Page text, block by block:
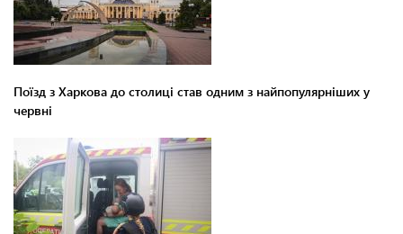
Поїзд з Харкова до столиці став одним з найпопулярніших у
червні